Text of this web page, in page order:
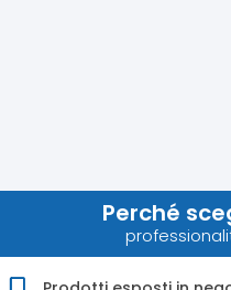
Perché